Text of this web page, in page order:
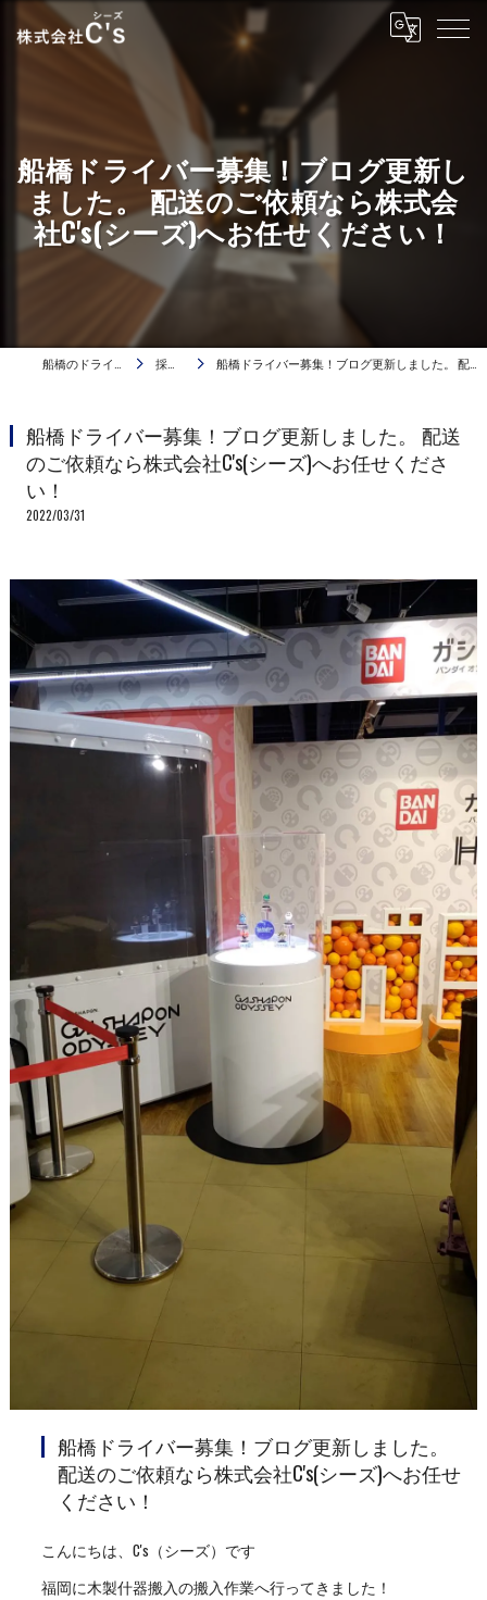
船橋ドライバー募集！ブログ更新し
ました。 配送のご依頼なら株式会
社C's(シーズ)へお任せください！
採用ブログ 船橋ドライバー募集！ブログ更新しました。 配送のご依頼なら株式会社C's(シーズ)へお任せください！
船橋ドライバー募集！ブログ更新しました。 配送
のご依頼なら株式会社C's(シーズ)へお任せくださ
い！
2022/03/31
船橋ドライバー募集！ブログ更新しました。
配送のご依頼なら株式会社C's(シーズ)へお任せ
ください！
こんにちは、C's（シーズ）です
福岡に木製什器搬入の搬入作業へ行ってきました！